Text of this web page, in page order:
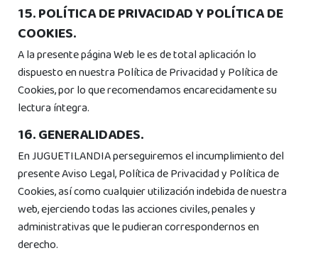
15. POLÍTICA DE PRIVACIDAD Y POLÍTICA DE
COOKIES.
A la presente página Web le es de total aplicación lo
dispuesto en nuestra Política de Privacidad y Política de
Cookies, por lo que recomendamos encarecidamente su
lectura íntegra.
16. GENERALIDADES.
En JUGUETILANDIA perseguiremos el incumplimiento del
presente Aviso Legal, Política de Privacidad y Política de
Cookies, así como cualquier utilización indebida de nuestra
web, ejerciendo todas las acciones civiles, penales y
administrativas que le pudieran correspondernos en
derecho.